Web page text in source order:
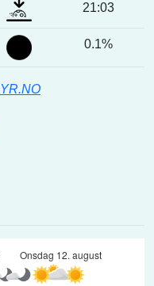
21:03
0.1%
YR.NO